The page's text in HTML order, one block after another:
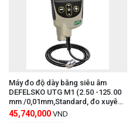
Máy đo độ dày bằng siêu âm
DEFELSKO UTG M1 (2.50 -125.00
mm /0,01mm,Standard, đo xuyên
qua lớp sơn)
45,740,000 VND